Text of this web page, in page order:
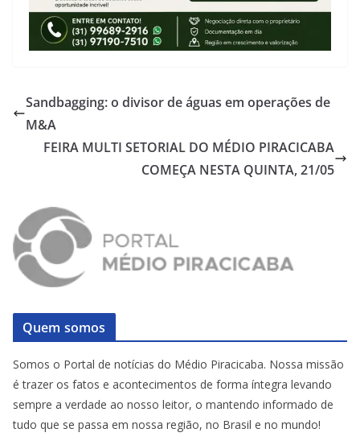
Sandbagging: o divisor de águas em operações de
M&A
FEIRA MULTI SETORIAL DO MÉDIO PIRACICABA
COMEÇA NESTA QUINTA, 21/05
Quem somos
Somos o Portal de notícias do Médio Piracicaba. Nossa missão
é trazer os fatos e acontecimentos de forma íntegra levando
sempre a verdade ao nosso leitor, o mantendo informado de
tudo que se passa em nossa região, no Brasil e no mundo!